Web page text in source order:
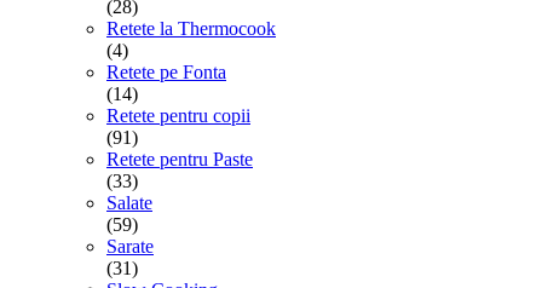
(28)
Retete la Thermocook
(4)
Retete pe Fonta
(14)
Retete pentru copii
(91)
Retete pentru Paste
(33)
Salate
(59)
Sarate
(31)